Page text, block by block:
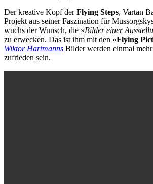
Der kreative Kopf derFlying Steps, Vartan
Projekt aus seiner Faszination für
wuchs der Wunsch, die »Bilder einer
zu erwecken. Das ist ihm mit den »Flying
Wiktor Hartmanns Bilder werden einmal
zufrieden sein.